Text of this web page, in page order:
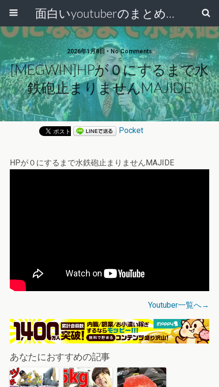
面白いyoutuberのまとめ動画
2026年1月8日 • No Comments
[MEGWIN]HPが０にするまで水
鉄砲止まりませんMAJIDE
Pocket
HPが０にするまで水鉄砲止まりませんMAJIDE
Youtuber一覧へ→
あなたにおすすめの記事